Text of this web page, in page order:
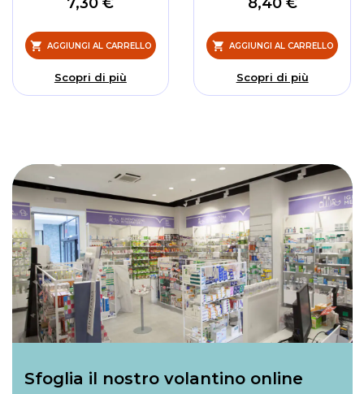
AGGIUNGI AL CARRELLO
Scopri di più
AGGIUNGI AL CARRELLO
Scopri di più
Sfoglia il nostro volantino online